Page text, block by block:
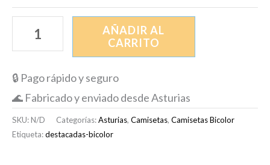
AÑADIR AL
CARRITO
🔒 Pago rápido y seguro
🌊 Fabricado y enviado desde Asturias
SKU:N/D Categorías:Asturias, Camisetas, Camisetas Bicolor
Etiqueta:destacadas-bicolor